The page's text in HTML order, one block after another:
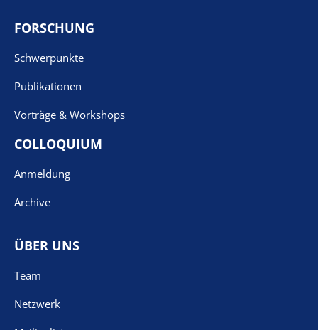
FORSCHUNG
Schwerpunkte
Publikationen
Vorträge & Workshops
COLLOQUIUM
Anmeldung
Archive
ÜBER UNS
Team
Netzwerk